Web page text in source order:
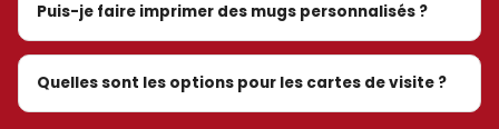
Puis-je faire imprimer des mugs personnalisés ?
Quelles sont les options pour les cartes de visite ?